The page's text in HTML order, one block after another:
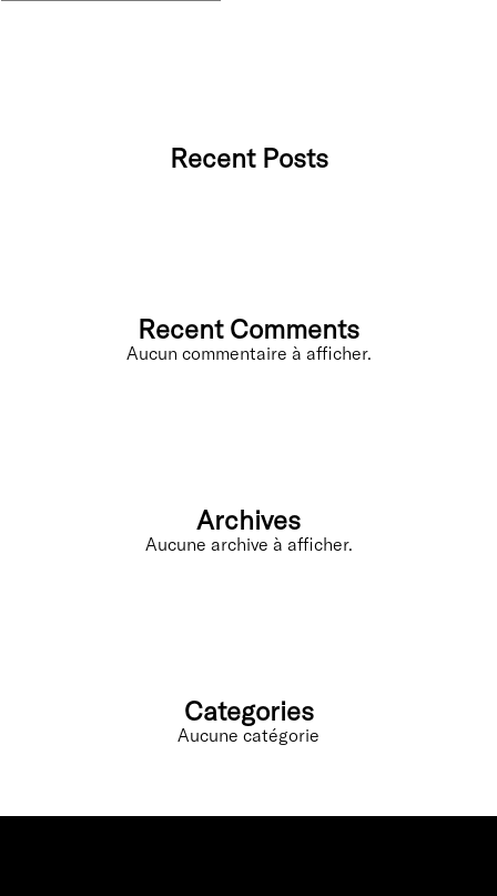
Recent Posts
Recent Comments
Aucun commentaire à afficher.
Archives
Aucune archive à afficher.
Categories
Aucune catégorie